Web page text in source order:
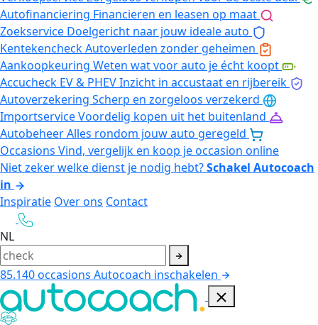
Autofinanciering Financieren en leasen op maat
Zoekservice Doelgericht naar jouw ideale auto
KentekencheckAutoverleden zonder geheimen
Aankoopkeuring Weten wat voor auto je écht koopt
Accucheck EV & PHEVInzicht in accustaat en rijbereik
Autoverzekering Scherp en zorgeloos verzekerd
ImportserviceVoordelig kopen uit het buitenland
AutobeheerAlles rondom jouw auto geregeld
Occasions Vind, vergelijk en koop je occasion online
Niet zeker welke dienst je nodig hebt?Schakel Autocoach
in
Inspiratie Over ons Contact
NL
85.140occasions Autocoach inschakelen